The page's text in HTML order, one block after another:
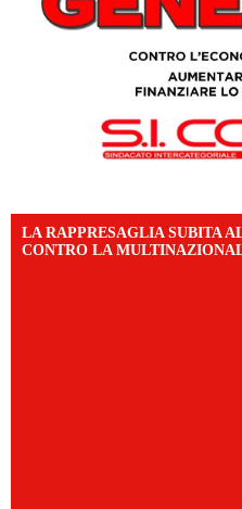
LA RAPPRESAGLIA SUBITA
CONTRO LA